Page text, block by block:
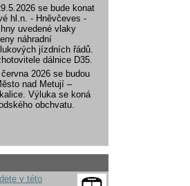
se bude konat
hl.n. - Hněvčeves -
uvedené vlaky
náhradní
jízdních řádů.
dálnice D35.
2026 se budou
nad Metují –
Výluka se koná
obchvatu.
v této